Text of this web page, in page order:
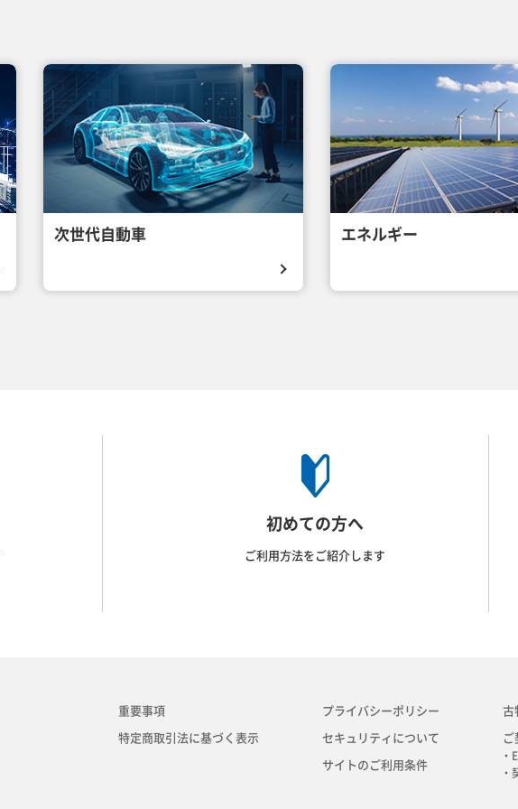
次世代自動車 エネルギー
初めての方へ
ご利用方法をご紹介します
重要事項
特定商取引法に基づく表示
プライバシーポリシー
セキュリティについて
サイトのご利用条件
古
ご
・
・